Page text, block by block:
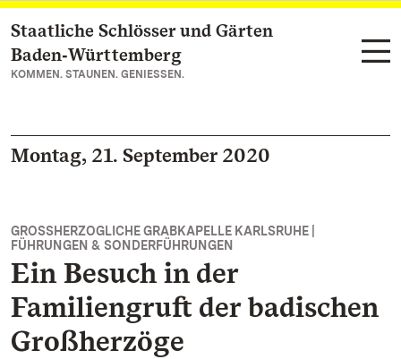
Zum Hauptinhalt springen
Staatliche Schlösser und Gärten
Baden‑Württemberg
KOMMEN. STAUNEN. GENIESSEN.
Montag, 21. September 2020
GROSSHERZOGLICHE GRABKAPELLE KARLSRUHE |
FÜHRUNGEN & SONDERFÜHRUNGEN
Ein Besuch in der
Familiengruft der badischen
Großherzöge